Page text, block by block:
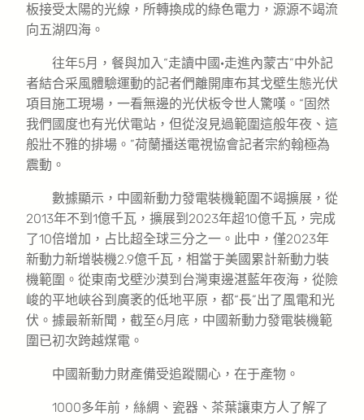
板接受太陽的光線，所轉換成的綠色電力，源源不竭流
向五湖四海。
往年5月，餐與加入“走讀中國·走進內蒙古”中外記
者結合采風體驗運動的記者們離開庫布其戈壁生態光伏
項目施工現場，一看無邊的光伏板令世人驚嘆。“固然
我們國度也有光伏電站，但從沒見過範圍這般年夜、這
般壯不雅的排場。”荷蘭播送電視協會記者宗約翰極為
震動。
數據顯示，中國新動力發電裝機範圍不竭擴展，從
2013年不到1億千瓦，擴展到2023年超10億千瓦，完成
了10倍增加，占比超全球三分之一。此中，僅2023年
新動力新增裝機2.9億千瓦，相當于美國累計新動力裝
機範圍。從東南戈壁沙漠到台灣東邊湛藍年夜海，從險
峻的平地峽谷到廣袤的低地平原，都“長”出了風電和光
伏。據最新新聞，截至6月底，中國新動力發電裝機範
圍已初次跨越煤電。
中國新動力財產備受追蹤關心，在于產物。
1000多年前，絲綢、瓷器、茶葉讓東方人了解了